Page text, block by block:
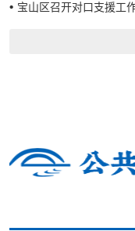
宝山区召开对口支援工